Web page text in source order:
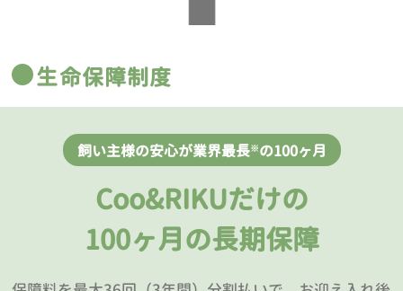
生命保障制度
飼い主様の安心が業界最長※の100ヶ月
Coo&RIKUだけの
100ヶ月の長期保障